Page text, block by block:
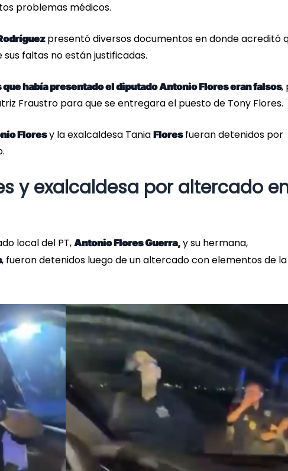
problemas médicos.
presentó diversos documentos en donde acreditó
faltas no están justificadas.
había presentado el diputado Antonio Flores eran falsos,
Fraustro para que se entregara el puesto de Tony Flores.
Floresy la exalcaldesa Tania Floresfueran detenidos por
y exalcaldesa por altercado
local del PT,Antonio Flores Guerra, y su hermana,
, fueron detenidos luego de un altercado con elementos de la